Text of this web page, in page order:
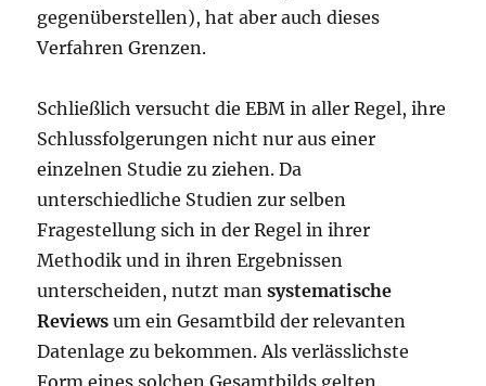
gegenüberstellen), hat aber auch dieses
Verfahren Grenzen.
Schließlich versucht die EBM in aller Regel, ihre
Schlussfolgerungen nicht nur aus einer
einzelnen Studie zu ziehen. Da
unterschiedliche Studien zur selben
Fragestellung sich in der Regel in ihrer
Methodik und in ihren Ergebnissen
unterscheiden, nutzt mansystematische
Reviews um ein Gesamtbild der relevanten
Datenlage zu bekommen. Als verlässlichste